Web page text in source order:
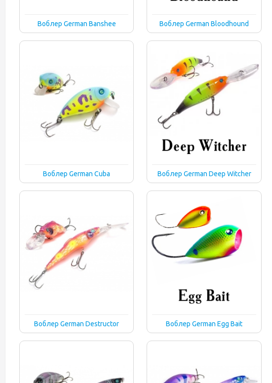
Воблер German Banshee Воблер German Bloodhound
Воблер German Cuba Воблер German Deep Witcher
Воблер German Destructor Воблер German Egg Bait